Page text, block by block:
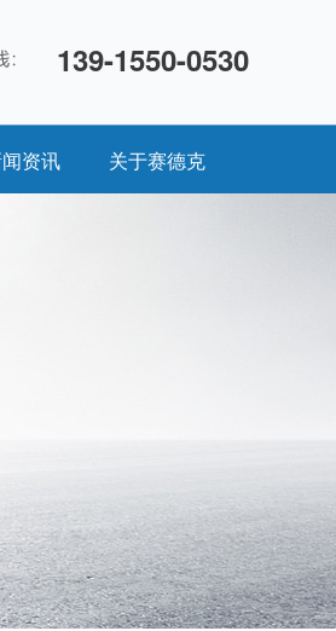
139-1550-0530
资讯 关于赛德克